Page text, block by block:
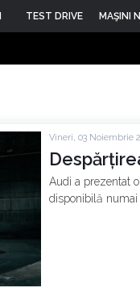
TEST DRIVE MAŞINI
Vineri, 03 Noiembrie
Audi a prezentat
disponibilă numai